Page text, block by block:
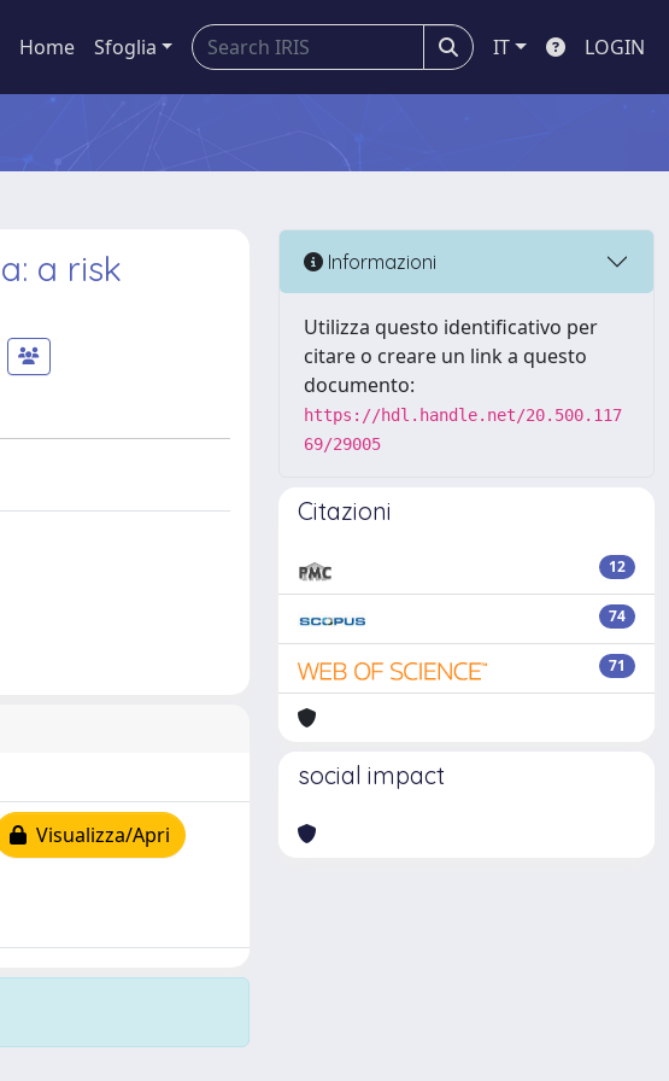
Home Sfoglia IT LOGIN
a risk
Visualizza/Apri
Informazioni
Utilizza questo identificativo per
citare o creare un link a questo
documento:
https://hdl.handle.net/20.500.117
69/29005
Citazioni
12
74
71
social impact